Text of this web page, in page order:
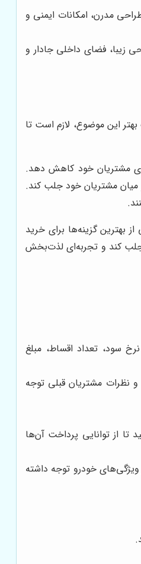
مدرن، امکانات ایمنی و
زیبا، فضای داخلی جادار و
این موضوع، لازم است تا
مشتریان خود کاهش دهد.
مشتریان خود جلب کند.
بهترین گزینه‌ها برای خرید
جلب کند و تجربه‌ای لذت‌بخش
سود، تعداد اقساط، مبلغ
و نظرات مشتریان قبلی توجه
تا از توانایی پرداخت آن‌ها
خودرو توجه داشته